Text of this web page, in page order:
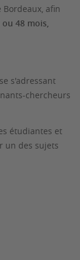
afin
48 mois,
s'adressant
chercheurs
étudiantes et
un des sujets